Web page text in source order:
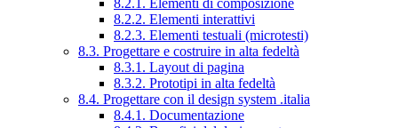
8.2.1. Elementi di composizione
8.2.2. Elementi interattivi
8.2.3. Elementi testuali (microtesti)
8.3. Progettare e costruire in alta fedeltà
8.3.1. Layout di pagina
8.3.2. Prototipi in alta fedeltà
8.4. Progettare con il design system .italia
8.4.1. Documentazione